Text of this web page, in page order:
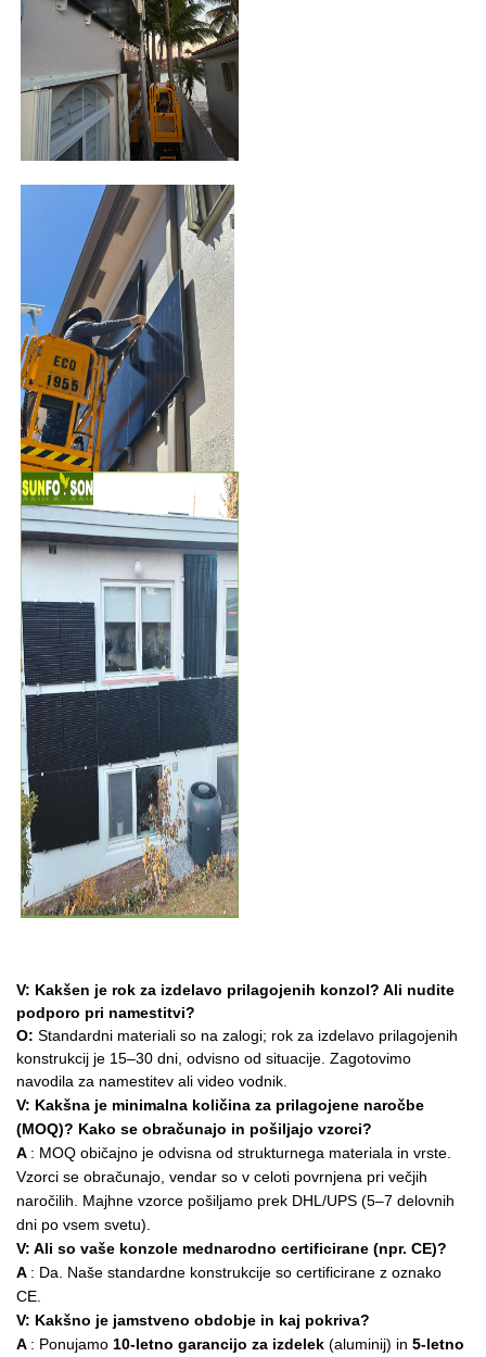
V: Kakšen je rok za izdelavo prilagojenih konzol? Ali nudite
podporo pri namestitvi?
O: Standardni materiali so na zalogi; rok za izdelavo prilagojenih
konstrukcij je 15–30 dni, odvisno od situacije. Zagotovimo
navodila za namestitev ali video vodnik.
V: Kakšna je minimalna količina za prilagojene naročbe
(MOQ)? Kako se obračunajo in pošiljajo vzorci?
A : MOQ običajno je odvisna od strukturnega materiala in vrste.
Vzorci se obračunajo, vendar so v celoti povrnjena pri večjih
naročilih. Majhne vzorce pošiljamo prek DHL/UPS (5–7 delovnih
dni po vsem svetu).
V: Ali so vaše konzole mednarodno certificirane (npr. CE)?
A : Da. Naše standardne konstrukcije so certificirane z oznako
CE.
V: Kakšno je jamstveno obdobje in kaj pokriva?
A : Ponujamo 10-letno garancijo za izdelek (aluminij) in 5-letno